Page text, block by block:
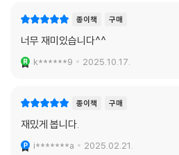
종이책 구매
너무 재미있습니다^^
k******9 2025.10.17.
종이책 구매
재밌게 봅니다.
i*******a 2025.02.21.